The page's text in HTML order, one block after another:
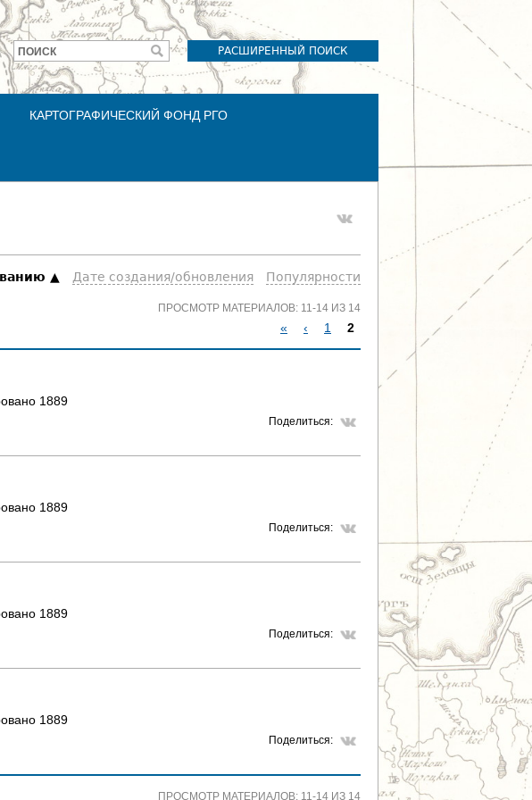
РАСШИРЕННЫЙ ПОИСК
Форма
поиска
ПОИСК
КАРТОГРАФИЧЕСКИЙ ФОНД РГО
Дате создания/обновления Популярности
ПРОСМОТР МАТЕРИАЛОВ: 11-14 ИЗ 14
С
Р
А
И
Ц
« ‹ 1 2
1889
Поделиться:
1889
Поделиться:
1889
Поделиться:
1889
Поделиться:
ПРОСМОТР МАТЕРИАЛОВ: 11-14 ИЗ 14